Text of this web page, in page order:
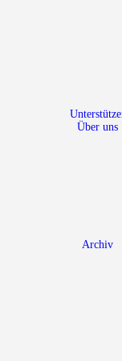
Über uns
Archiv